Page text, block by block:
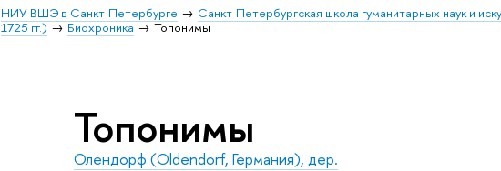
НИУ ВШЭ в Санкт-Петербурге Санкт-Петербургская школа гуманитарных наук и
1725 гг.)
Биохроника Топонимы
Топонимы
Олендорф (Oldendorf, Германия), дер.